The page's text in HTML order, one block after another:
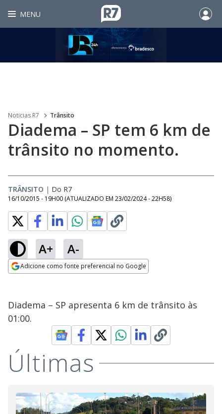
MENU
Noticias R7 Trânsito
Diadema – SP tem 6 km de
trânsito no momento.
TRÂNSITO | Do R7
16/10/2015 - 19H00 (ATUALIZADO EM 23/02/2024 - 22H58)
A+ A-
Adicione como fonte preferencial no Google
Diadema – SP apresenta 6 km de trânsito às
01:00.
Últimas